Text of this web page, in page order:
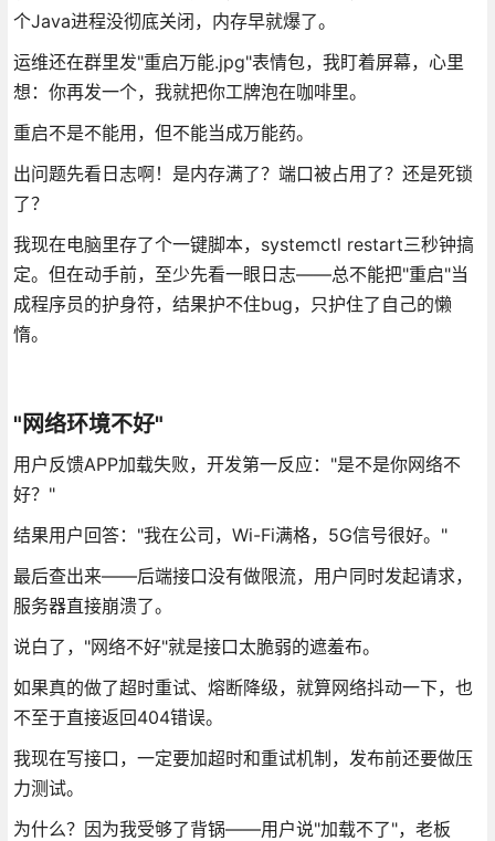
个Java进程没彻底关闭，内存早就爆了。
运维还在群里发"重启万能.jpg"表情包，我盯着屏幕，心里
想：你再发一个，我就把你工牌泡在咖啡里。
重启不是不能用，但不能当成万能药。
出问题先看日志啊！是内存满了？端口被占用了？还是死锁
了？
我现在电脑里存了个一键脚本，systemctl restart三秒钟搞
定。但在动手前，至少先看一眼日志——总不能把"重启"当
成程序员的护身符，结果护不住bug，只护住了自己的懒
惰。
"网络环境不好"
用户反馈APP加载失败，开发第一反应："是不是你网络不
好？"
结果用户回答："我在公司，Wi-Fi满格，5G信号很好。"
最后查出来——后端接口没有做限流，用户同时发起请求，
服务器直接崩溃了。
说白了，"网络不好"就是接口太脆弱的遮羞布。
如果真的做了超时重试、熔断降级，就算网络抖动一下，也
不至于直接返回404错误。
我现在写接口，一定要加超时和重试机制，发布前还要做压
力测试。
为什么？因为我受够了背锅——用户说"加载不了"，老板